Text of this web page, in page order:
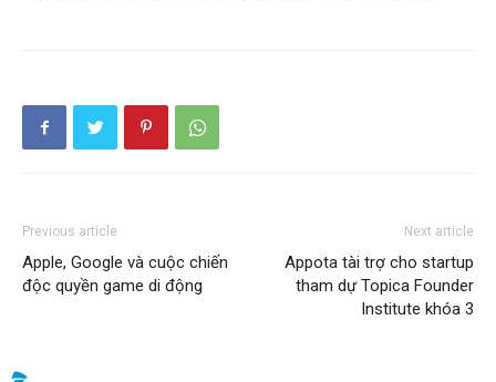
Previous article
Apple, Google và cuộc chiến
độc quyền game di động
Next article
Appota tài trợ cho startup
tham dự Topica Founder
Institute khóa 3